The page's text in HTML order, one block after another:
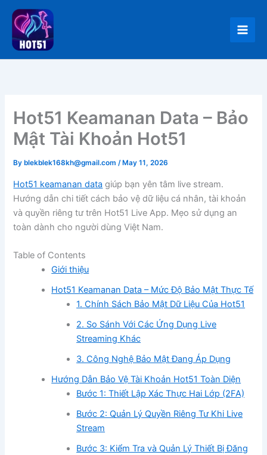
content
Hot51 Keamanan Data – Bảo
Mật Tài Khoản Hot51
By blekblek168kh@gmail.com / May 11, 2026
Hot51 keamanan data giúp bạn yên tâm live stream.
Hướng dẫn chi tiết cách bảo vệ dữ liệu cá nhân, tài khoản
và quyền riêng tư trên Hot51 Live App. Mẹo sử dụng an
toàn dành cho người dùng Việt Nam.
Table of Contents
Giới thiệu
Hot51 Keamanan Data – Mức Độ Bảo Mật Thực Tế
1. Chính Sách Bảo Mật Dữ Liệu Của Hot51
2. So Sánh Với Các Ứng Dụng Live
Streaming Khác
3. Công Nghệ Bảo Mật Đang Áp Dụng
Hướng Dẫn Bảo Vệ Tài Khoản Hot51 Toàn Diện
Bước 1: Thiết Lập Xác Thực Hai Lớp (2FA)
Bước 2: Quản Lý Quyền Riêng Tư Khi Live
Stream
Bước 3: Kiểm Tra và Quản Lý Thiết Bị Đăng